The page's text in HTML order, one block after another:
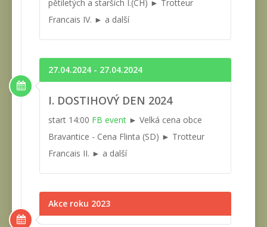
pětiletých a starších I.(CH) ► Trotteur
Francais IV. ► a další
27.04.2024 - 27.04.2024
I. DOSTIHOVÝ DEN 2024
start 14:00 FB event ► Velká cena obce
Bravantice - Cena Flinta (SD) ► Trotteur
Francais II. ► a další
Akce roku 2023